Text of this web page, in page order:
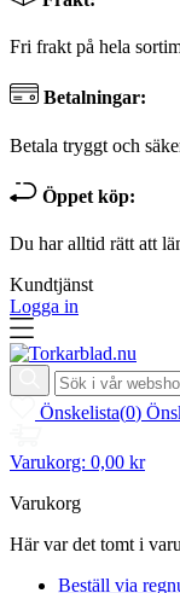
Fri frakt på hela
Betalningar:
Betala tryggt och
Öppet köp:
Du har alltid rätt att
Kundtjänst
Logga in
Önskelista(0)
Varukorg: 0,00 kr
Varukorg
Här var det tomt i
Beställ via